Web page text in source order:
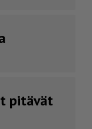
pitävät